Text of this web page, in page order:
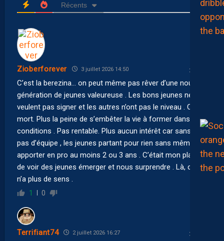
Récents
Zioberforever 3 juillet 2026 14:50
C’est la berezina… on peut même pas rêver d’une nouvelle
génération de jeunes valeureuse . Les bons jeunes ne
veulent pas signer et les autres n’ont pas le niveau . C’est
mort. Plus la peine de s’embêter la vie à former dans ces
conditions . Pas rentable. Plus aucun intérêt car sans fric
pas d’équipe , les jeunes partant pour rien sans même
apporter en pro au moins 2 ou 3 ans . C’était mon plaisir
de voir des jeunes émerger et nous surprendre . Là, cela
n’a plus de sens .
1 0
Terrifiant74 2 juillet 2026 16:27